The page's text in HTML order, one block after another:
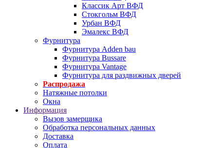
Классик Арт ВФД
Стокгольм ВФД
Урбан ВФД
Эмалекс ВФД
Фурнитура
Фурнитура Adden bau
Фурнитура Bussare
Фурнитура Vantage
Фурнитура для раздвижных дверей
Распродажа
Натяжные потолки
Окна
Информация
Вызов замерщика
Обработка персональных данных
Доставка
Оплата